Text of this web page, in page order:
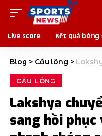
Live score Kết quả bóng
Blog > Cầu lông > Lakshya chuyển
CẦU LÔNG
Lakshya
sang hồi